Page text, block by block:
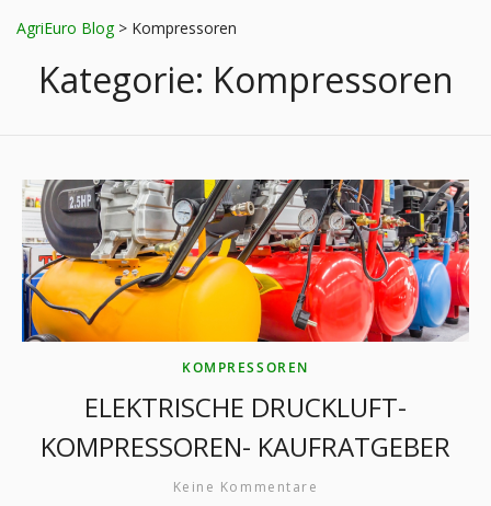
AgriEuro Blog> Kompressoren
Kategorie: Kompressoren
KOMPRESSOREN
ELEKTRISCHE DRUCKLUFT-
KOMPRESSOREN- KAUFRATGEBER
Keine Kommentare